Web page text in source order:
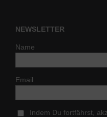
NEWSLETTER
Name
Email
Indem Du fortfährst,